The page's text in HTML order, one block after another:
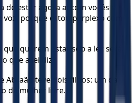
de estar agora aí com vocês e
porque estou perplexo com
querem estar sob a lei: será
que a lei diz?
Abraão teve dois filhos: um da
da mulher livre.